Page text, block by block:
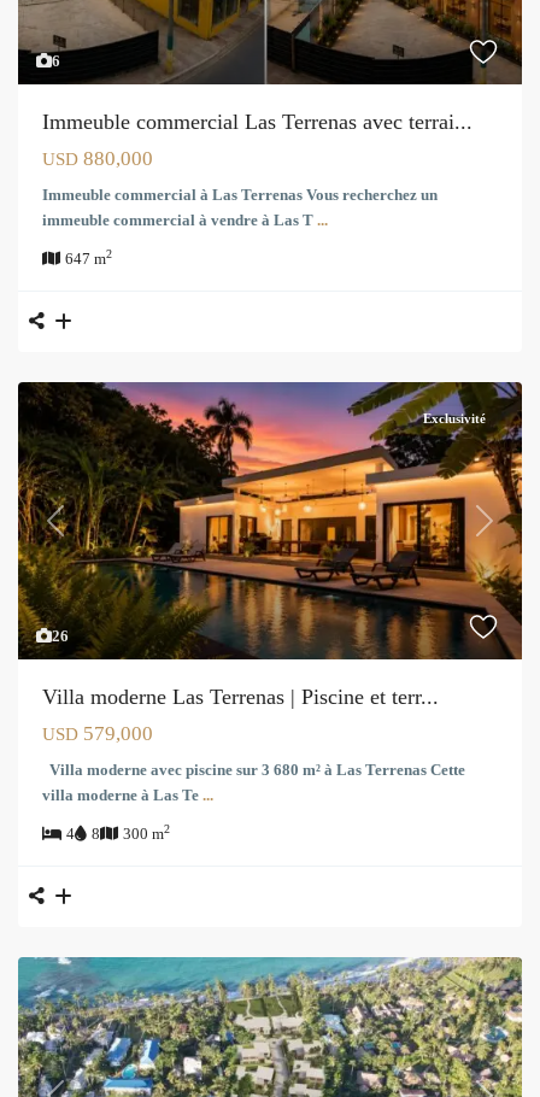
6
Immeuble commercial Las Terrenas avec terrai...
USD 880,000
Immeuble commercial à Las Terrenas Vous recherchez un
immeuble commercial à vendre à Las T ...
647 m2
26
Previous Next
Exclusivité
Villa moderne Las Terrenas | Piscine et terr...
USD 579,000
Villa moderne avec piscine sur 3 680 m² à Las Terrenas Cette
villa moderne à Las Te ...
4 8 300 m2